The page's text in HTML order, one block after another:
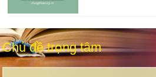
Chủ đề trọng tâm